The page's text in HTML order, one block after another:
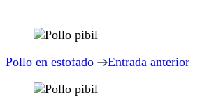
Navegación
de
entradas
Pollo en estofado Entrada anterior